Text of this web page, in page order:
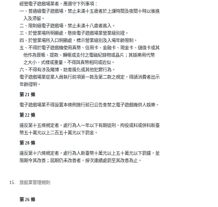
經營電子遊戲場業者，應遵守下列事項：
一、普通級電子遊戲場，禁止未滿十五歲者於上課時間及夜間十時以後進
    入及滯留。
二、限制級電子遊戲場，禁止未滿十八歲者進入。
三、於營業場所明顯處，懸掛電子遊戲場業營業級別證。
四、於營業場所入口明顯處，標示營業級別及入場年齡限制。
五、不得於電子遊戲機使用真幣、信用卡、金融卡、現金卡、儲值卡或其
    他作為簽帳、提款、轉帳或支付之電磁紀錄物或晶片；其娛樂用代幣
    之大小、式樣或重量，不得與真幣相同或近似。
六、不得有涉及賭博、妨害風化或其他犯罪行為。
電子遊戲場業從業人員執行前項第一款及第二款之規定，得請消費者出示
年齡證明。
第 21 條
電子遊戲場業不得設置本條例施行前已公告查禁之電子遊戲機供人娛樂。
第 22 條
違反第十五條規定者，處行為人一年以下有期徒刑、拘役或科或併科新臺
幣五十萬元以上二百五十萬元以下罰金。
第 28 條
違反第十六條規定者，處行為人新臺幣十萬元以上五十萬元以下罰鍰，並
限期令其改善；屆期仍未改善者，按次連續處罰至其改善為止。
旅館業管理規則
第 26 條